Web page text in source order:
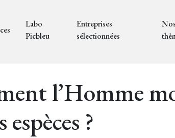
Labo
Picbleu
Entreprises
sélectionnées
Nos
l’Homme
?